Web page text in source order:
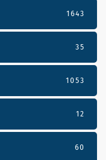
1643
35
1053
12
60